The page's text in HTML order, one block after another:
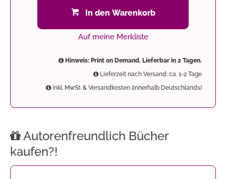
In den Warenkorb
Auf meine Merkliste
Hinweis: Print on Demand. Lieferbar in 2 Tagen.
Lieferzeit nach Versand: ca. 1-2 Tage
inkl. MwSt. & Versandkosten (innerhalb Deutschlands)
Autorenfreundlich Bücher
kaufen?!